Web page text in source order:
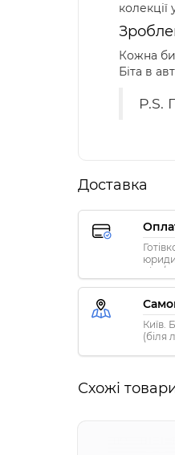
колекції
Кожна
Біта в
P.S.
Доставка
Visa/
Київ.
(біля
Схожі